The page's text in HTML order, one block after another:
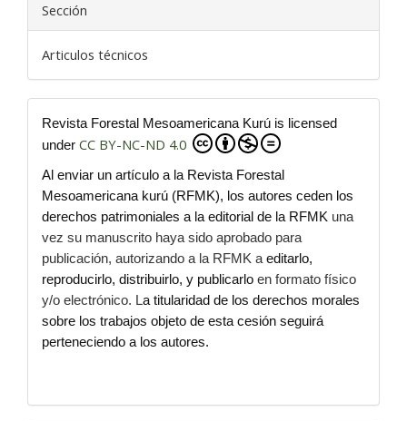
Sección
Articulos técnicos
Revista Forestal Mesoamericana Kurú is licensed
under CC BY-NC-ND 4.0
Al enviar un artículo a la Revista Forestal
Mesoamericana kurú (RFMK), los autores ceden los
derechos patrimoniales a la editorial de la RFMK una
vez su manuscrito haya sido aprobado para
publicación, autorizando a la RFMK a editarlo,
reproducirlo, distribuirlo, y publicarlo en formato físico
y/o electrónico. La titularidad de los derechos morales
sobre los trabajos objeto de esta cesión seguirá
perteneciendo a los autores.